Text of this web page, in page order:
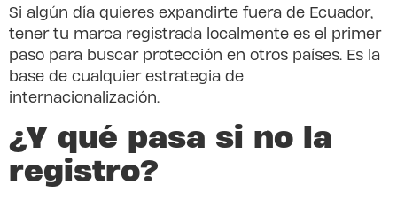
Si algún día quieres expandirte fuera de Ecuador,
tener tu marca registrada localmente es el primer
paso para buscar protección en otros países. Es la
base de cualquier estrategia de
internacionalización.
¿Y qué pasa si no la
registro?